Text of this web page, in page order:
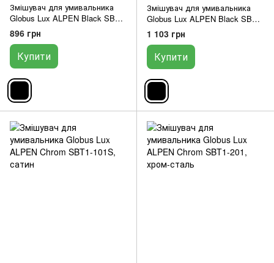
Змішувач для умивальника
Globus Lux ALPEN Black SBT1-
101S-BB
896 грн
Купити
Змішувач для умивальника
Globus Lux ALPEN Black SBT1-
201-BB
1 103 грн
Купити